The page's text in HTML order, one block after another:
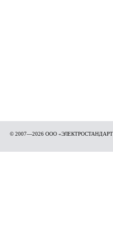
© 2007—2026 ООО «ЭЛЕКТРОСТАНДАРТ